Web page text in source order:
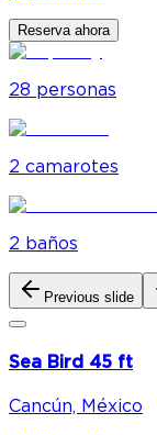
Reserva ahora
28 personas
2 camarotes
2 baños
Previous slide
Sea Bird 45 ft
Cancún, México